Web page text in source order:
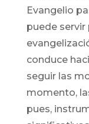
Evangelio
puede servir
conduce
seguir las
momento,
pues,